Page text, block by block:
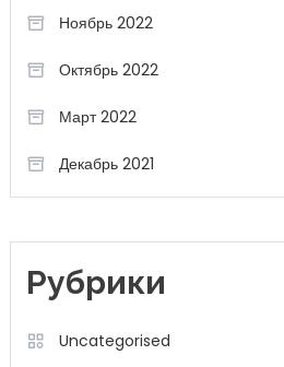
Ноябрь 2022
Октябрь 2022
Март 2022
Декабрь 2021
Рубрики
Uncategorised